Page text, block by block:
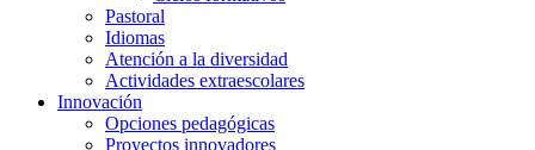
Pastoral
Idiomas
Atención a la diversidad
Actividades extraescolares
Innovación
Opciones pedagógicas
Proyectos innovadores